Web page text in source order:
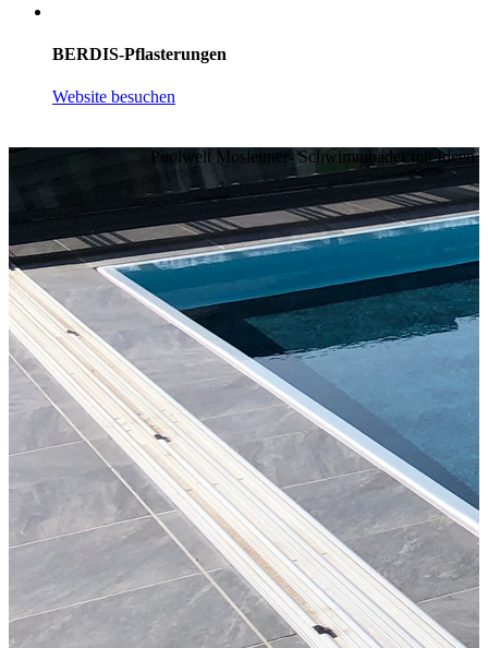
BERDIS-Pflasterungen
Website besuchen
Poolwelt Mosleitner- Schwimmbäder mit Ideen